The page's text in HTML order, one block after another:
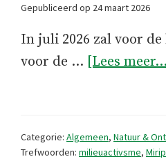
Gepubliceerd op 24 maart 2026
In juli 2026 zal voor de
voor de … [Lees
Categorie: Algemeen, Natuur &
Trefwoorden: milieuactivsme,